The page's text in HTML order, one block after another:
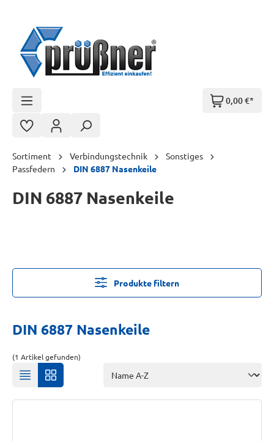
0,00 €*
Sortiment Verbindungstechnik
Sonstiges
Passfedern
DIN 6887 Nasenkeile
DIN 6887 Nasenkeile
Produkte filtern
DIN 6887 Nasenkeile
(1 Artikel gefunden)